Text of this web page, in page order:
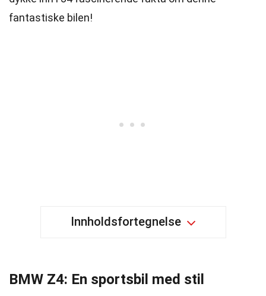
fantastiske bilen!
Innholdsfortegnelse
BMW Z4: En sportsbil med stil